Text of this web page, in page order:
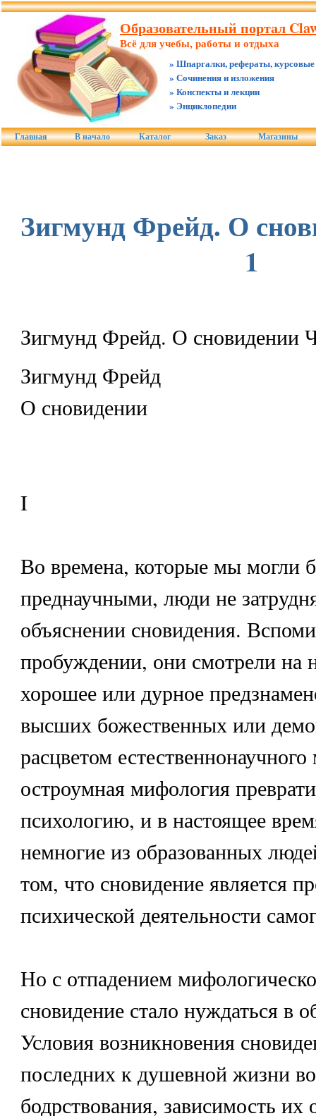
Образовательный портал
Всё для учебы, работы и отдыха
» Шпаргалки, рефераты, курсовые
» Сочинения и изложения
» Конспекты и лекции
» Энциклопедии
Главная В начало Каталог Заказ Магазины
Зигмунд Фрейд. О
1
Зигмунд Фрейд. О сновидении
Зигмунд Фрейд
О сновидении
I
Во времена, которые мы могли
преднаучными, люди не
объяснении сновидения.
пробуждении, они смотрели на
хорошее или дурное
высших божественных или
расцветом
остроумная мифология
психологию, и в настоящее
немногие из образованных
том, что сновидение является
психической деятельности
Но с отпадением
сновидение стало нуждаться в
Условия возникновения
последних к душевной жизни
бодрствования, зависимость